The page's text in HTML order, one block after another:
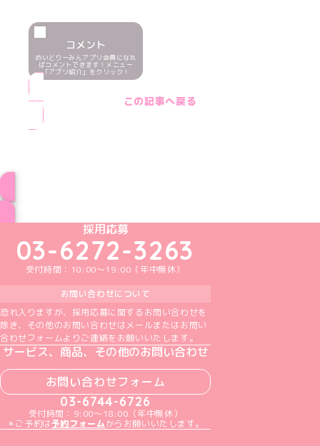
コメント
めいどりーみんアプリ会員になれ
ばコメントできます！メニュー
「アプリ紹介」をクリック！
この記事へ戻る
めいどりーみんTikTok公式アカウント
めいどりーみんX公式アカウント
めいどりーみんInstagram公式アカウント
めいどりーみんFacebook公式アカウン
めいどりーみんYouTube公式アカ
採用応募
03-6272-3263
受付時間：10:00～19:00（年中無休）
お問い合わせについて
恐れ入りますが、採用応募に関するお問い合わせを
除き、その他のお問い合わせはメールまたはお問い
合わせフォームよりご連絡をお願いいたします。
サービス、商品、その他のお問い合わせ
お問い合わせフォーム
03-6744-6726
受付時間：9:00～18:00（年中無休）
＊ご予約は予約フォームからお願いいたします。